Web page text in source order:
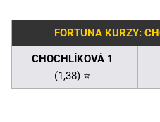
FORTUNA KURZY:
CHOCHLÍKOVÁ 1
(1,38) ⭐